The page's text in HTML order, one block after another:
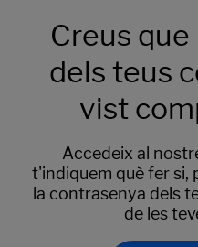
Creus
dels teus
vist
Accedeix al
t'indiquem què fer si,
la contrasenya dels
de les